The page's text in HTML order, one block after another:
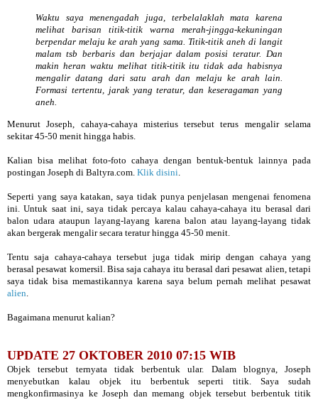
Waktu saya menengadah juga, terbelalaklah mata karena
melihat barisan titik-titik warna merah-jingga-kekuningan
berpendar melaju ke arah yang sama. Titik-titik aneh di langit
malam tsb berbaris dan berjajar dalam posisi teratur. Dan
makin heran waktu melihat titik-titik itu tidak ada habisnya
mengalir datang dari satu arah dan melaju ke arah lain.
Formasi tertentu, jarak yang teratur, dan keseragaman yang
aneh.
Menurut Joseph, cahaya-cahaya misterius tersebut terus mengalir selama
sekitar 45-50 menit hingga habis.
Kalian bisa melihat foto-foto cahaya dengan bentuk-bentuk lainnya pada
postingan Joseph di Baltyra.com. Klik disini
Seperti yang saya katakan, saya tidak punya penjelasan mengenai fenomena
ini. Untuk saat ini, saya tidak percaya kalau cahaya-cahaya itu berasal dari
balon udara ataupun layang-layang karena balon atau layang-layang tidak
akan bergerak mengalir secara teratur hingga 45-50 menit.
Tentu saja cahaya-cahaya tersebut juga tidak mirip dengan cahaya yang
berasal pesawat komersil. Bisa saja cahaya itu berasal dari pesawat alien, tetapi
saya tidak bisa memastikannya karena saya belum pernah melihat pesawat
alien
Bagaimana menurut kalian?
UPDATE 27 OKTOBER 2010 07:15 WIB
Objek tersebut ternyata tidak berbentuk ular. Dalam blognya, Joseph
menyebutkan kalau objek itu berbentuk seperti titik. Saya sudah
mengkonfirmasinya ke Joseph dan memang objek tersebut berbentuk titik